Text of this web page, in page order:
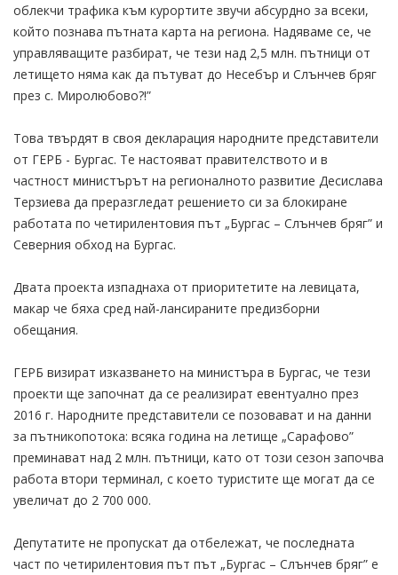
облекчи трафика към курортите звучи абсурдно за всеки,
който познава пътната карта на региона. Надяваме се, че
управляващите разбират, че тези над 2,5 млн. пътници от
летището няма как да пътуват до Несебър и Слънчев бряг
през с. Миролюбово?!”
Това твърдят в своя декларация народните представители
от ГЕРБ - Бургас. Те настояват правителството и в
частност министърът на регионалното развитие Десислава
Терзиева да преразгледат решението си за блокиране
работата по четирилентовия път „Бургас – Слънчев бряг” и
Северния обход на Бургас.
Двата проекта изпаднаха от приоритетите на левицата,
макар че бяха сред най-лансираните предизборни
обещания.
ГЕРБ визират изказването на министъра в Бургас, че тези
проекти ще започнат да се реализират евентуално през
2016 г. Народните представители се позовават и на данни
за пътникопотока: всяка година на летище „Сарафово”
преминават над 2 млн. пътници, като от този сезон започва
работа втори терминал, с което туристите ще могат да се
увеличат до 2 700 000.
Депутатите не пропускат да отбележат, че последната
част по четирилентовия път път „Бургас – Слънчев бряг” е